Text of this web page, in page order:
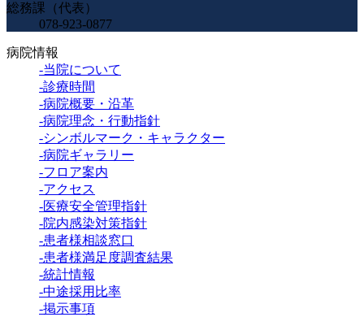
総務課（代表）
078-923-0877
病院情報
-当院について
-診療時間
-病院概要・沿革
-病院理念・行動指針
-シンボルマーク・キャラクター
-病院ギャラリー
-フロア案内
-アクセス
-医療安全管理指針
-院内感染対策指針
-患者様相談窓口
-患者様満足度調査結果
-統計情報
-中途採用比率
-掲示事項